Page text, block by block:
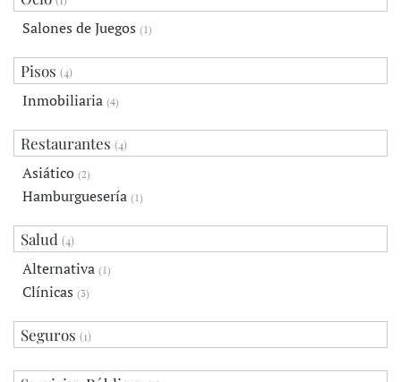
Salones de Juegos (1)
Pisos (4)
Inmobiliaria (4)
Restaurantes (4)
Asiático (2)
Hamburguesería (1)
Salud (4)
Alternativa (1)
Clínicas (3)
Seguros (1)